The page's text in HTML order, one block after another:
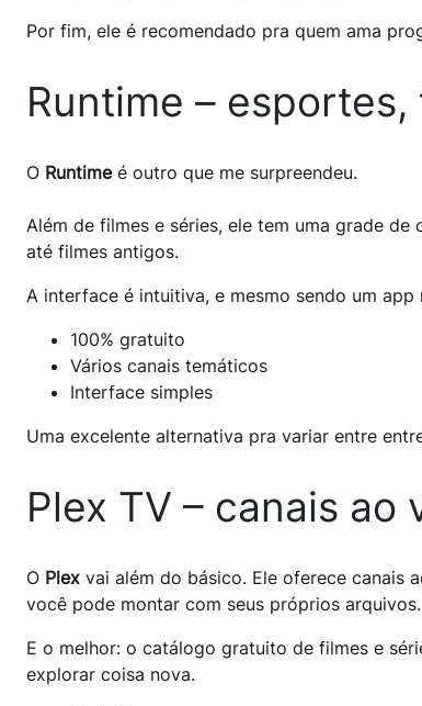
Por fim, ele é recomendado pra quem ama
Runtime –
O Runtimeé outro que me surpreendeu.
Além de filmes e séries, ele tem uma grade
até filmes antigos.
A interface é intuitiva, e mesmo sendo um
100% gratuito
Vários canais temáticos
Interface simples
Uma excelente alternativa pra variar entre
Plex TV – canais
O Plex vai além do básico. Ele oferece canais
você pode montar com seus próprios arquivos.
E o melhor: o catálogo gratuito de filmes e
explorar coisa nova.